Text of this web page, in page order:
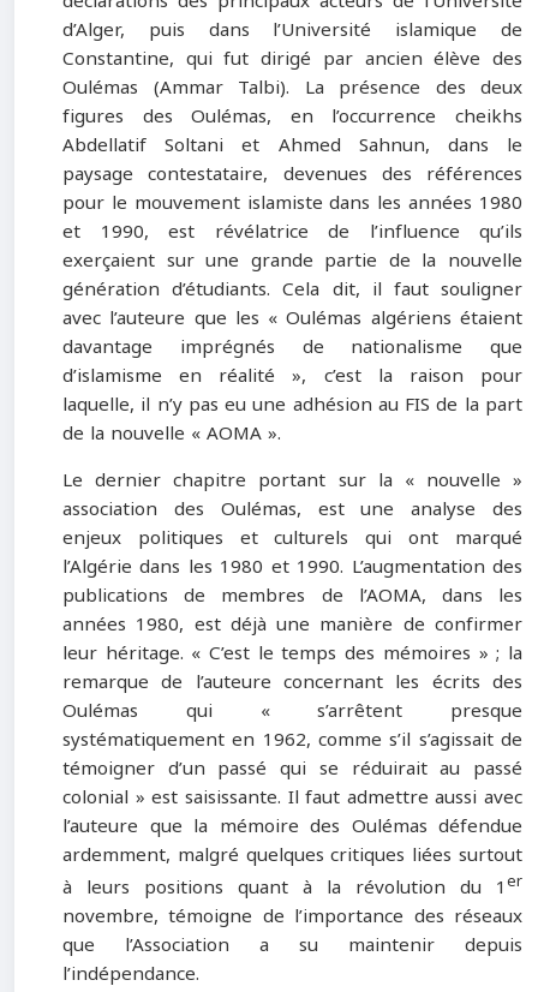
d’Alger, puis dans l’Université islamique de
Constantine, qui fut dirigé par ancien élève des
Oulémas (Ammar Talbi). La présence des deux
figures des Oulémas, en l’occurrence cheikhs
Abdellatif Soltani et Ahmed Sahnun, dans le
paysage contestataire, devenues des références
pour le mouvement islamiste dans les années 1980
et 1990, est révélatrice de l’influence qu’ils
exerçaient sur une grande partie de la nouvelle
génération d’étudiants. Cela dit, il faut souligner
avec l’auteure que les « Oulémas algériens étaient
davantage imprégnés de nationalisme que
d’islamisme en réalité », c’est la raison pour
laquelle, il n’y pas eu une adhésion au FIS de la part
de la nouvelle « AOMA ».
Le dernier chapitre portant sur la « nouvelle »
association des Oulémas, est une analyse des
enjeux politiques et culturels qui ont marqué
l’Algérie dans les 1980 et 1990. L’augmentation des
publications de membres de l’AOMA, dans les
années 1980, est déjà une manière de confirmer
leur héritage. « C’est le temps des mémoires » ; la
remarque de l’auteure concernant les écrits des
Oulémas qui « s’arrêtent presque
systématiquement en 1962, comme s’il s’agissait de
témoigner d’un passé qui se réduirait au passé
colonial » est saisissante. Il faut admettre aussi avec
l’auteure que la mémoire des Oulémas défendue
ardemment, malgré quelques critiques liées surtout
à leurs positions quant à la révolution du 1er
novembre, témoigne de l’importance des réseaux
que l’Association a su maintenir depuis
l’indépendance.